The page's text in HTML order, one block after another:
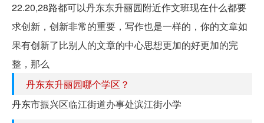
22.20,28路都可以丹东东升丽园附近作文班现在什么都要
求创新，创新非常的重要，写作也是一样的，你的文章如
果有创新了比别人的文章的中心思想更加的好更加的完
整，那么
丹东东升丽园哪个学区？
丹东市振兴区临江街道办事处滨江街小学